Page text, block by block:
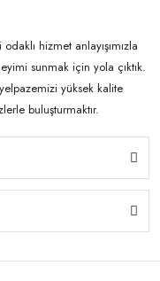
hizmet anlayışımızla
sunmak için yola çıktık.
yüksek kalite
buluşturmaktır.